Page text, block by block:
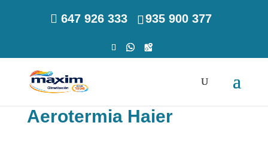
647 926 333 935 900 377
Aerotermia Haier